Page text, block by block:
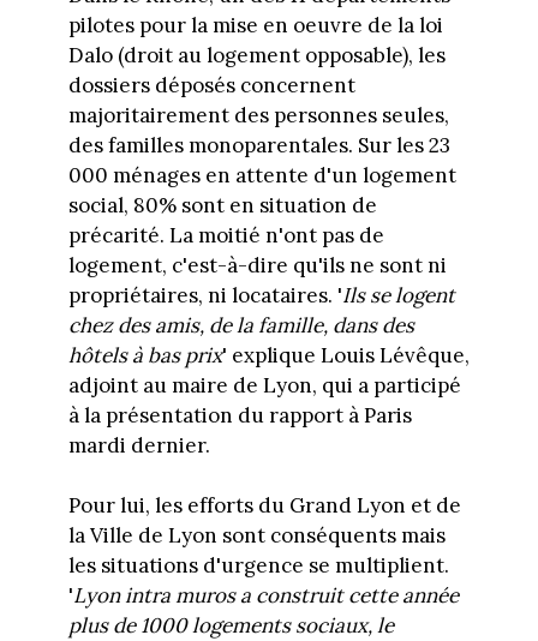
pilotes pour la mise en oeuvre de la loi
Dalo (droit au logement opposable), les
dossiers déposés concernent
majoritairement des personnes seules,
des familles monoparentales. Sur les 23
000 ménages en attente d'un logement
social, 80% sont en situation de
précarité. La moitié n'ont pas de
logement, c'est-à-dire qu'ils ne sont ni
propriétaires, ni locataires. 'Ils se logent
chez des amis, de la famille, dans des
hôtels à bas prix' explique Louis Lévêque,
adjoint au maire de Lyon, qui a participé
à la présentation du rapport à Paris
mardi dernier.
Pour lui, les efforts du Grand Lyon et de
la Ville de Lyon sont conséquents mais
les situations d'urgence se multiplient.
'Lyon intra muros a construit cette année
plus de 1000 logements sociaux, le